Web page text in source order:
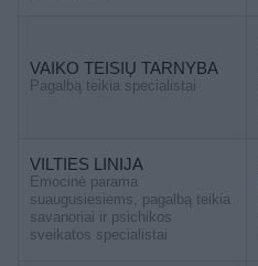
VAIKO TEISIŲ TARNYBA
Pagalbą teikia specialistai
VILTIES LINIJA
Emocinė parama
suaugusiesiems, pagalbą teikia
savanoriai ir psichikos
sveikatos specialistai